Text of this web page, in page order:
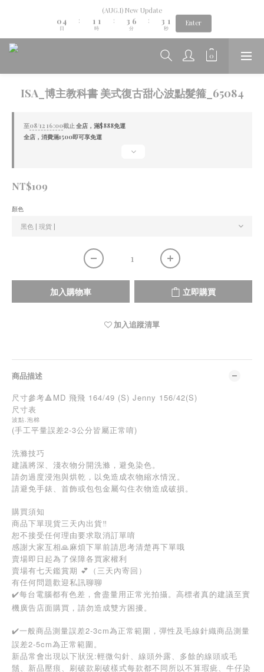
Aug.06th-Aug.12th new collection...🌺
(AUG.I) New Update
04
3
日
:
1
0
1
0
時
:
4
3
2
7
6
5
1
分
:
4
3
2
0
0
秒
Enter
Aug.06th-Aug.12th new collection...🌺
ISA_博主教科書 美式復古甜心波點髮箍_65084
至08/12 16:00截止 全店，滿$888免運
全店，消費滿1500即可享免運
NT$109
顏色
加入購物車 立即購買
加入追蹤清單
商品描述
尺寸參考🔺MD 飛飛 164/49 (S) Jenny 156/42(S)
尺寸表
波點.泡棉
(手工平量誤差2-3公分皆屬正常唷)
洗滌技巧
建議將深、淺衣物分開洗滌，避免染色。
請勿過度浸泡與烘乾，以免造成衣物縮水情況。
請避免手錶、首飾或包包金屬勾住衣物造成破損。
購買須知
商品下單現貨三天內出貨‼️
恕不接受任何理由要求取消訂單唷
感謝大家互相🙏麻煩下單前請思考清楚再下單哦
賣場即日起為了保障各買家權利
賣場有七天鑑賞期 💕（三天內寄回）
有任何問題歡迎私訊聊聊
✔️每台電腦都有色差，會盡量用正常光拍攝。高標者真的建議至實
機廣告店面購買，請勿造成雙方困擾。
✔️一般商品測量誤差2-3cm為正常範圍，彈性及毛線針織商品測量
誤差2-5cm為正常範圍。
新品常會出現以下狀況:輕微勾針、線頭外露、多餘的線頭或毛
鬚、新品壓痕、刷破款刷破樣式每款都不同所以不算瑕疵、牛仔染